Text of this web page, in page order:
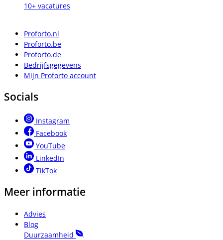
10+ vacatures
Proforto.nl
Proforto.be
Proforto.de
Bedrijfsgegevens
Mijn Proforto account
Socials
Instagram
Facebook
YouTube
LinkedIn
TikTok
Meer informatie
Advies
Blog
Duurzaamheid